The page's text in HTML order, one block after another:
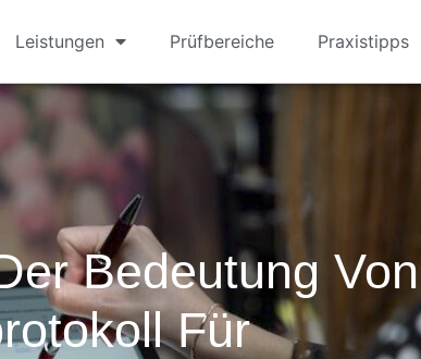
Leistungen Prüfbereiche Praxistipps
Bedeutung Von
Für